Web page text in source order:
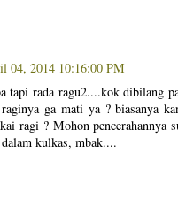
04, 2014 10:16:00 PM
tapi rada ragu2....kok dibilang
ga mati ya ? biasanya
ragi ? Mohon pencerahannya
kulkas, mbak....